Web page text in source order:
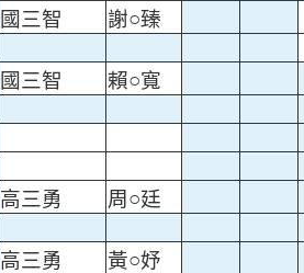
國三智 謝○臻
國三智 賴○寬
高三勇
周○廷
高三勇 黃○妤